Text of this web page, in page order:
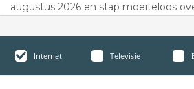
augustus 2026 en stap moeiteloos
Internet Televisie